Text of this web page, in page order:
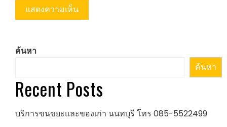
ค้นหา
ค้นหา
Recent Posts
บริการขนขยะและของเก่า นนทบุรี โทร 085-5522499